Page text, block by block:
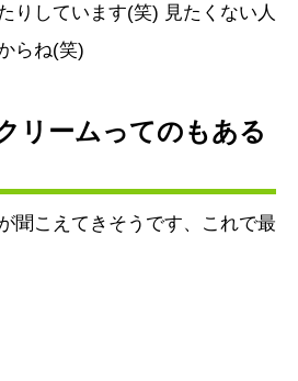
りしています(笑) 見たくない人
らね(笑)
リームってのもある
聞こえてきそうです、これで最